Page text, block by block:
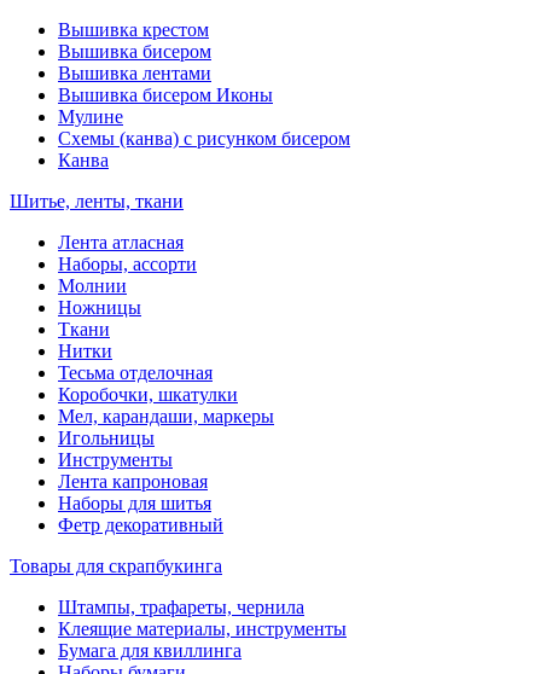
Вышивка крестом
Вышивка бисером
Вышивка лентами
Вышивка бисером Иконы
Мулине
Схемы (канва) с рисунком бисером
Канва
Шитье, ленты, ткани
Лента атласная
Наборы, ассорти
Молнии
Ножницы
Ткани
Нитки
Тесьма отделочная
Коробочки, шкатулки
Мел, карандаши, маркеры
Игольницы
Инструменты
Лента капроновая
Наборы для шитья
Фетр декоративный
Товары для скрапбукинга
Штампы, трафареты, чернила
Клеящие материалы, инструменты
Бумага для квиллинга